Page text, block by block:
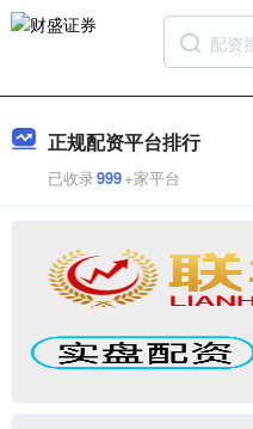
正规配资平台排行
已收录999+家平台